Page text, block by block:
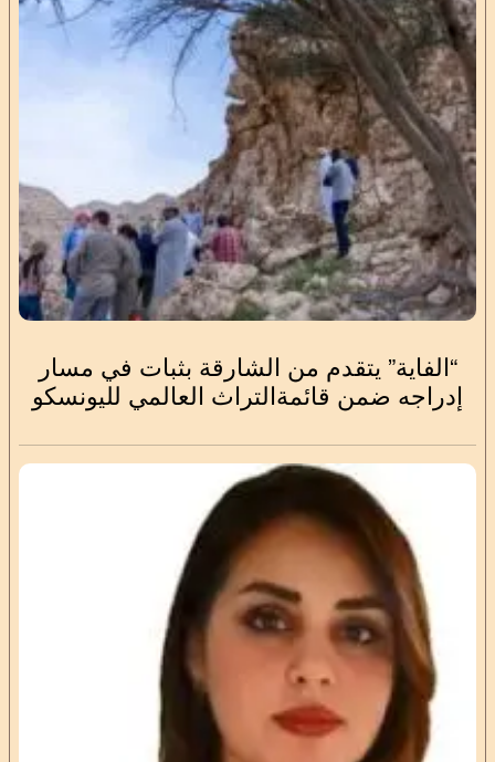
“الفاية” يتقدم من الشارقة بثبات في مسار
إدراجه ضمن قائمةالتراث العالمي لليونسكو